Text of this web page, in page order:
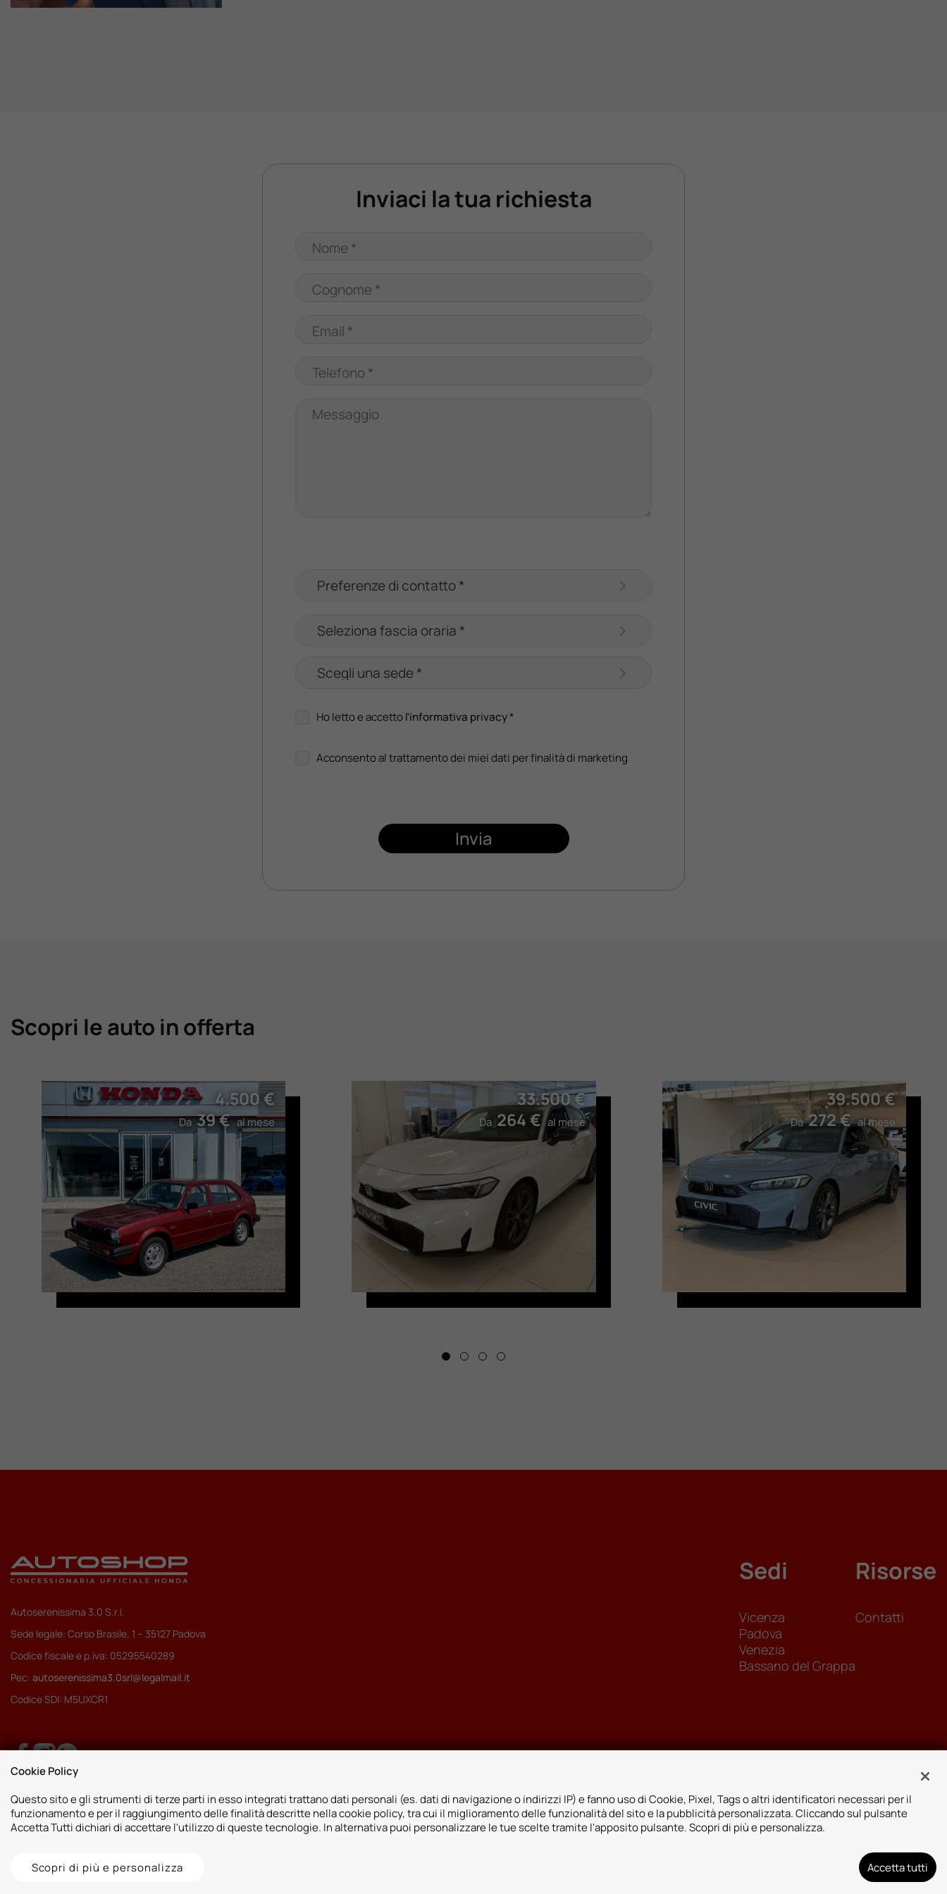
Inviaci la tua richiesta
Nome *
Cognome *
Email *
Telefono *
Messaggio
Ho letto e accettol'informativa privacy*
Acconsento al trattamento dei miei dati per finalità di marketing
Invia
Scopri le auto in offerta
4.500 €
Da39 €al mese
33.500 €
Da 264 €al mese
39.500 €
Da272 €al mese
Autoserenissima 3.0 S.r.l.
Sede legale: Corso Brasile, 1 – 35127 Padova
Codice fiscale e p.iva: 05295540289
Pec: autoserenissima3.0srl@legalmail.it
Codice SDI: M5UXCR1
Sedi
Vicenza
Padova
Venezia
Bassano del Grappa
Risorse
Contatti
2026 © Autoshop Srl. Tutti i diritti riservati.
Cookie Policy
Questo sito e gli strumenti di terze parti in esso integrati trattano dati personali (es. dati di navigazione o indirizzi IP) e fanno uso di Cookie, Pixel, Tags o altri identificatori necessari per il
funzionamento e per il raggiungimento delle finalità descritte nella cookie policy, tra cui il miglioramento delle funzionalità del sito e la pubblicità personalizzata. Cliccando sul pulsante
Accetta Tutti dichiari di accettare l'utilizzo di queste tecnologie. In alternativa puoi personalizzare le tue scelte tramite l'apposito pulsante. Scopri di più e personalizza.
Scopri di più e personalizza Accetta tutti